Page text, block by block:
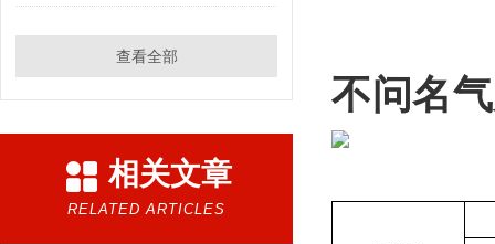
查看全部
相关文章
RELATED ARTICLES
不问名